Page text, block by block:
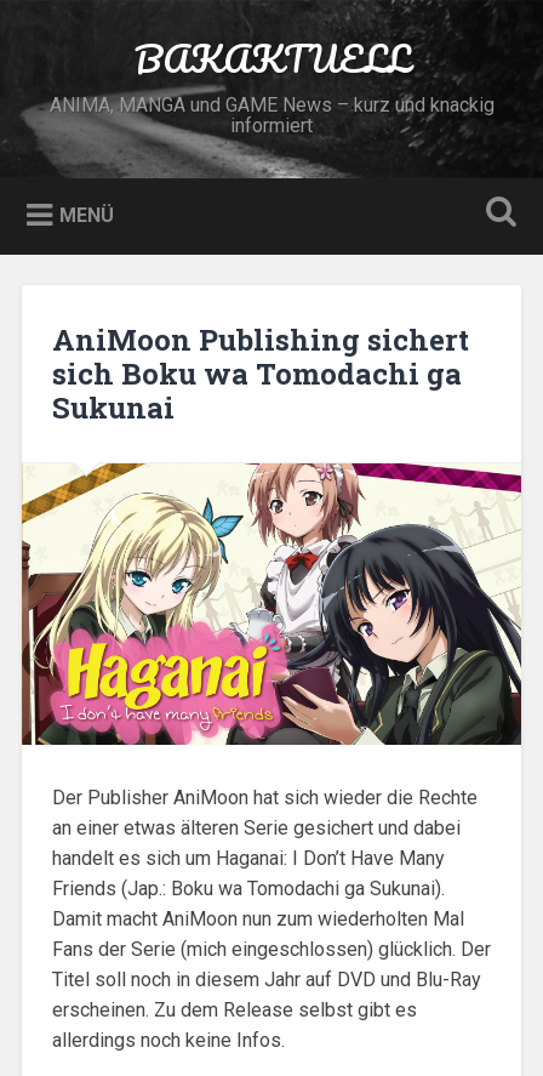
BAKAKTUELL
ANIMA, MANGA und GAME News – kurz und knackig
informiert
MENÜ
AniMoon Publishing sichert
sich Boku wa Tomodachi ga
Sukunai
Der Publisher AniMoon hat sich wieder die Rechte
an einer etwas älteren Serie gesichert und dabei
handelt es sich um Haganai: I Don’t Have Many
Friends (Jap.: Boku wa Tomodachi ga Sukunai).
Damit macht AniMoon nun zum wiederholten Mal
Fans der Serie (mich eingeschlossen) glücklich. Der
Titel soll noch in diesem Jahr auf DVD und Blu-Ray
erscheinen. Zu dem Release selbst gibt es
allerdings noch keine Infos.